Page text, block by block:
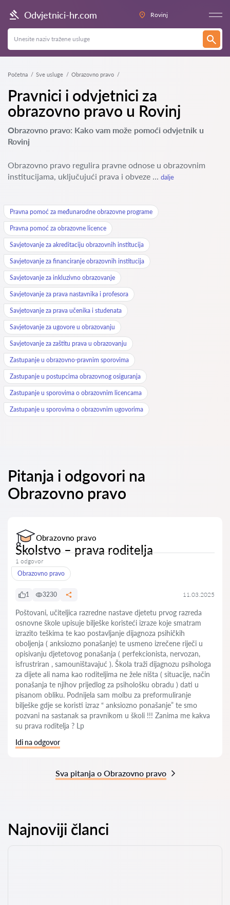
Odvjetnici-hr.com Rovinj
Početna Sve usluge Obrazovno pravo
Pravnici i odvjetnici za
obrazovno pravo u Rovinj
Obrazovno pravo: Kako vam može pomoći odvjetnik u
Rovinj
Obrazovno pravo regulira pravne odnose u obrazovnim
institucijama, uključujući prava i obveze ... dalje
Pravna pomoć za međunarodne obrazovne programe
Pravna pomoć za obrazovne licence
Savjetovanje za akreditaciju obrazovnih institucija
Savjetovanje za financiranje obrazovnih institucija
Savjetovanje za inkluzivno obrazovanje
Savjetovanje za prava nastavnika i profesora
Savjetovanje za prava učenika i studenata
Savjetovanje za ugovore u obrazovanju
Savjetovanje za zaštitu prava u obrazovanju
Zastupanje u obrazovno-pravnim sporovima
Zastupanje u postupcima obrazovnog osiguranja
Zastupanje u sporovima o obrazovnim licencama
Zastupanje u sporovima o obrazovnim ugovorima
Pitanja i odgovori na
Obrazovno pravo
Obrazovno pravo
Školstvo – prava roditelja
1 odgovor
Obrazovno pravo
1 3230 11.03.2025
Poštovani, učiteljica razredne nastave djetetu prvog razreda
osnovne škole upisuje bilješke koristeći izraze koje smatram
izrazito teškima te kao postavljanje dijagnoza psihičkih
oboljenja ( anksiozno ponašanje) te usmeno izrečene riječi u
opisivanju djetetovog ponašanja ( perfekcionista, nervozan,
isfrustriran , samouništavajuć ). Škola traži dijagnozu psihologa
za dijete ali nama kao roditeljima ne žele ništa ( situacije, način
ponašanja te njihov prijedlog za psihološku obradu ) dati u
pisanom obliku. Podnijela sam molbu za preformuliranje
bilješke gdje se koristi izraz “ anksiozno ponašanje” te smo
pozvani na sastanak sa pravnikom u školi !!! Zanima me kakva
su prava roditelja ? Lp
Idi na odgovor
Sva pitanja o Obrazovno pravo
Najnoviji članci